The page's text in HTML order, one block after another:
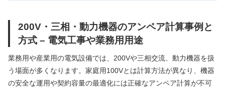
200V・三相・動力機器のアンペア計算事例と
方式 – 電気工事や業務用用途
業務用や産業用の電気設備では、200Vや三相交流、動力機器を扱
う場面が多くなります。家庭用100Vとは計算方法が異なり、機器
の安全な運用や契約容量の最適化には正確なアンペア計算が不可